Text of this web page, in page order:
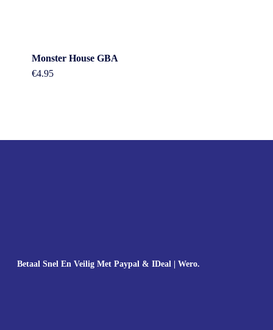
Monster House GBA
€4.95
Betaal Snel En Veilig Met Paypal & IDeal | Wero.